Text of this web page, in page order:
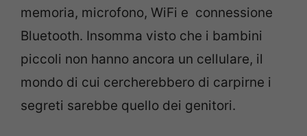
memoria, microfono, WiFi e connessione
Bluetooth. Insomma visto che i bambini
piccoli non hanno ancora un cellulare, il
mondo di cui cercherebbero di carpirne i
segreti sarebbe quello dei genitori.